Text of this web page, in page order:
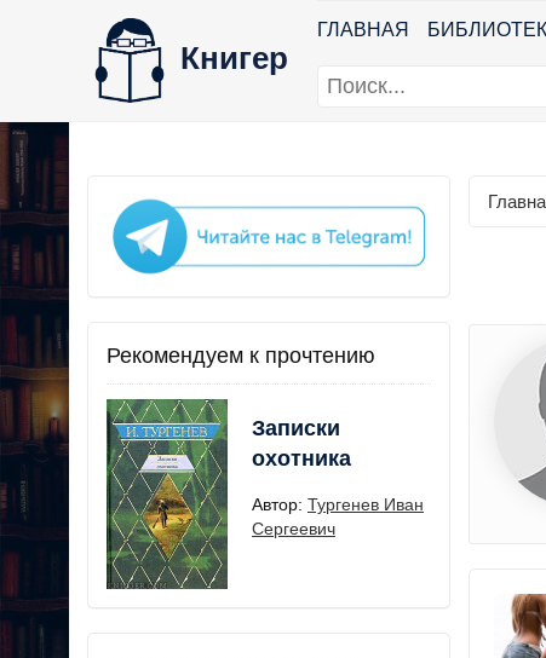
Книгер
ГЛАВНАЯ
Рекомендуем к прочтению
Записки
охотника
Автор: Тургенев Иван
Сергеевич